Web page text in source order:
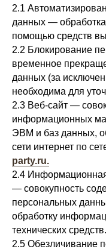
2.1
данных —
помощью средств
2.2 Блокирование
временное
данных (за
необходима для
2.3 Веб-сайт —
информационных
ЭВМ и баз данных,
сети интернет по
party.ru.
2.4
— совокупность
персональных
обработку
технических средств.
2.5 Обезличивание